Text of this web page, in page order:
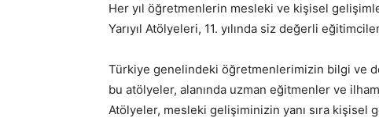
Her yıl öğretmenlerin mesleki ve kişisel
Yarıyıl Atölyeleri, 11. yılında siz değerli
Türkiye genelindeki öğretmenlerimizin bilgi ve
bu atölyeler, alanında uzman eğitmenler ve
Atölyeler, mesleki gelişiminizin yanı sıra kişisel